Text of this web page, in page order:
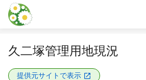
本文に飛ぶ
久二塚管理用地現況
提供元サイトで表示